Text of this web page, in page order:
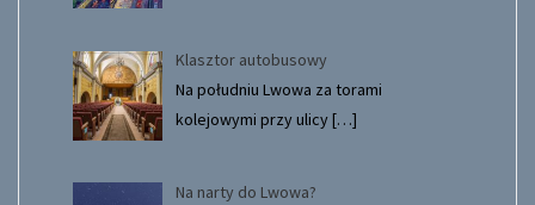
Klasztor autobusowy
Na południu Lwowa za torami
kolejowymi przy ulicy[…]
Na narty do Lwowa?